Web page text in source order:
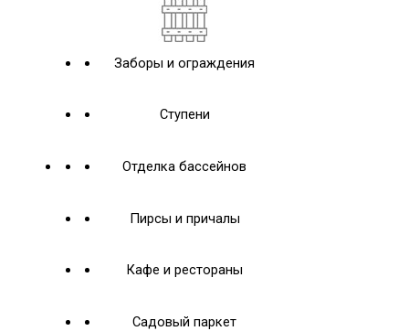
Заборы и ограждения
Ступени
Отделка бассейнов
Пирсы и причалы
Кафе и рестораны
Садовый паркет